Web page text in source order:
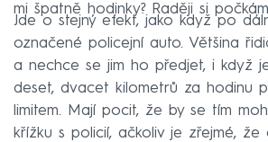
mi špatně hodinky? Raději si
Jde o stejný efekt, jako když po
označené policejní auto. Většina
a nechce se jim ho předjet, i když
deset, dvacet kilometrů za hodinu
limitem. Mají pocit, že by se tím
křížku s policií, ačkoliv je zřejmé,